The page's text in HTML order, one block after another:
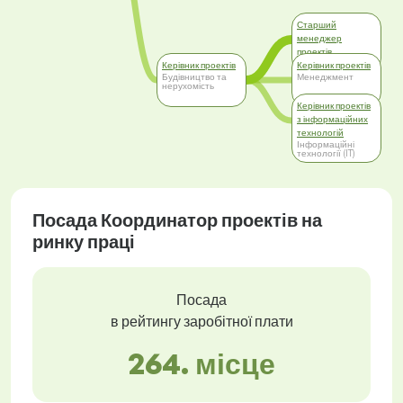
Керівник проектів
Будівництво та
нерухомість
Старший
менеджер
проектів
Менеджмент
Керівник проектів
Менеджмент
Керівник проектів
з інформаційних
технологій
Інформаційні
технології (IT)
Посада Координатор проектів на
ринку праці
Посада
в рейтингу заробітної плати
264. місце